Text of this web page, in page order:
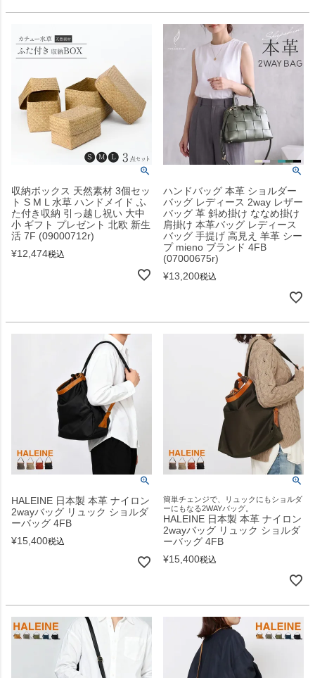
収納ボックス 天然素材 3個セッ
ト S M L 水草 ハンドメイド ふ
た付き収納 引っ越し祝い 大中
小 ギフト プレゼント 北欧 新生
活 7F (09000712r)
¥12,474税込
ハンドバッグ 本革 ショルダー
バッグ レディース 2way レザー
バッグ 革 斜め掛け ななめ掛け
肩掛け 本革バッグ レディース
バッグ 手提げ 高見え 羊革 シー
プ mieno ブランド 4FB
(07000675r)
¥13,200税込
HALEINE 日本製 本革 ナイロン
2wayバッグ リュック ショルダ
ーバッグ 4FB
¥15,400税込
簡単チェンジで、リュックにもショルダ
ーにもなる2WAYバッグ。
HALEINE 日本製 本革 ナイロン
2wayバッグ リュック ショルダ
ーバッグ 4FB
¥15,400税込